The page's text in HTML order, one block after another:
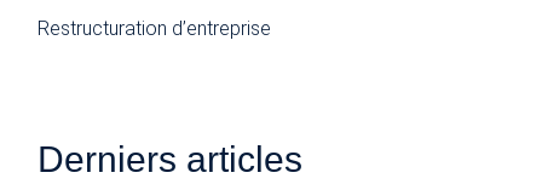
Restructuration d’entreprise
Derniers articles